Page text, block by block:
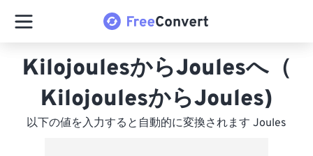
KilojoulesからJoulesへ（
KilojoulesからJoules)
以下の値を入力すると自動的に変換されます Joules